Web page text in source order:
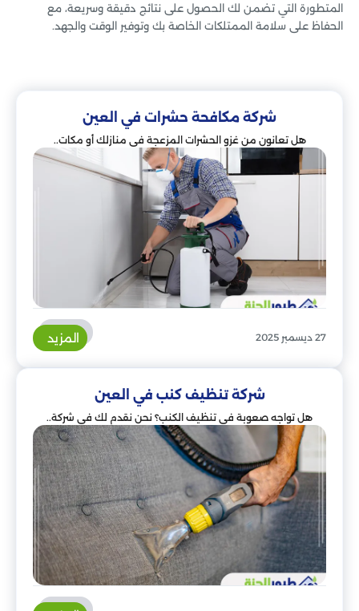
المتطورة التي تضمن لك الحصول على نتائج دقيقة وسريعة، مع
الحفاظ على سلامة الممتلكات الخاصة بك وتوفير الوقت والجهد.
شركة مكافحة حشرات في العين
هل تعانون من غزو الحشرات المزعجة في منازلك أو مكات..
27 ديسمبر 2025 المزيد
شركة تنظيف كنب في العين
هل تواجه صعوبة في تنظيف الكنب؟ نحن نقدم لك في شركة..